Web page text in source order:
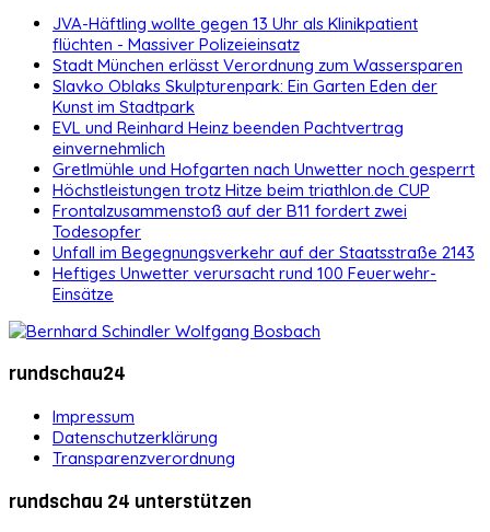
JVA-Häftling wollte gegen 13 Uhr als Klinikpatient
flüchten - Massiver Polizeieinsatz
Stadt München erlässt Verordnung zum Wassersparen
Slavko Oblaks Skulpturenpark: Ein Garten Eden der
Kunst im Stadtpark
EVL und Reinhard Heinz beenden Pachtvertrag
einvernehmlich
Gretlmühle und Hofgarten nach Unwetter noch gesperrt
Höchstleistungen trotz Hitze beim triathlon.de CUP
Frontalzusammenstoß auf der B11 fordert zwei
Todesopfer
Unfall im Begegnungsverkehr auf der Staatsstraße 2143
Heftiges Unwetter verursacht rund 100 Feuerwehr-
Einsätze
rundschau24
Impressum
Datenschutzerklärung
Transparenzverordnung
rundschau 24 unterstützen